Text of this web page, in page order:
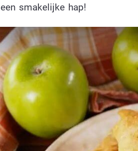
smakelijke hap!